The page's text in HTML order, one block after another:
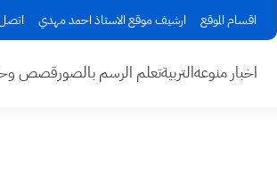
اقسام الموقع ارشيف موقع الاستاذ احمد مهدي
اخبار منوعهالتربيةتعلم الرسم بالصورقصص